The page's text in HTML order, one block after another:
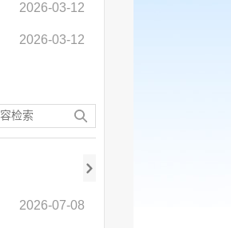
2026-03-12
2026-03-12
2026-07-08